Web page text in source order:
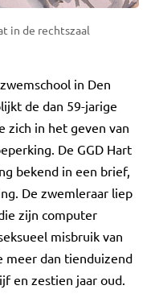
in de rechtszaal
in Den
de dan 59-jarige
zich in het geven van
De GGD Hart
bekend in een brief,
De zwemleraar liep
zijn computer
misbruik van
meer dan tienduizend
en zestien jaar oud.